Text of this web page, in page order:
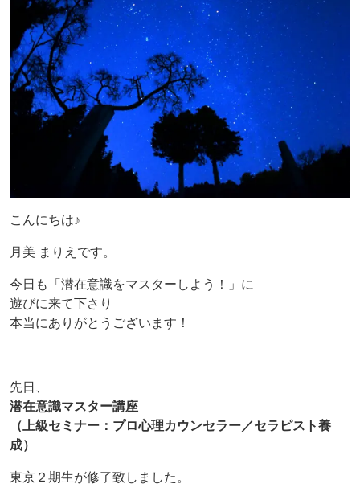
こんにちは♪
月美 まりえです。
今日も「潜在意識をマスターしよう！」に
遊びに来て下さり
本当にありがとうございます！
先日、
潜在意識マスター講座
（上級セミナー：プロ心理カウンセラー／セラピスト養
成）
東京２期生が修了致しました。